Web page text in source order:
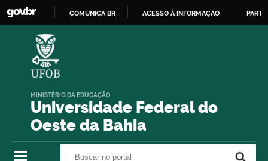
COMUNICA BR ACESSO À INFORMAÇÃO
Universidade Federal do
Oeste da Bahia
MINISTÉRIO DA EDUCAÇÃO